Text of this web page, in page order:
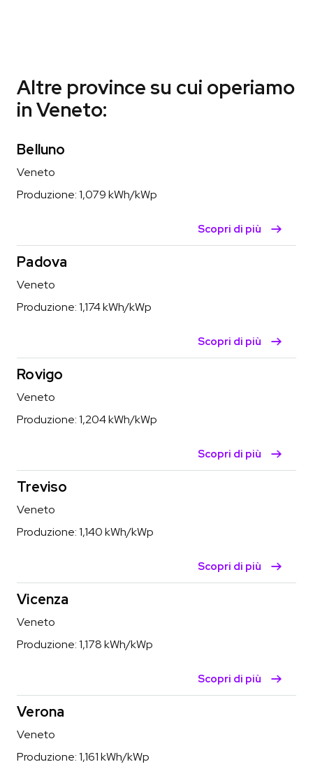
Altre province su cui operiamo
in Veneto:
Belluno
Veneto
Produzione:1,079kWh/kWp
Scopri di più
Padova
Veneto
Produzione:1,174kWh/kWp
Scopri di più
Rovigo
Veneto
Produzione:1,204kWh/kWp
Scopri di più
Treviso
Veneto
Produzione:1,140kWh/kWp
Scopri di più
Vicenza
Veneto
Produzione:1,178kWh/kWp
Scopri di più
Verona
Veneto
Produzione:1,161kWh/kWp